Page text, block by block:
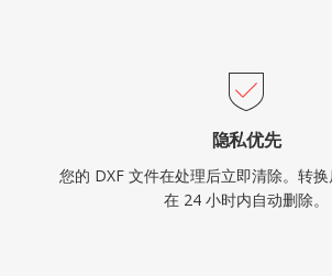
隐私优先
您的 DXF 文件在处理后立即清除。转
在 24 小时内自动删除。